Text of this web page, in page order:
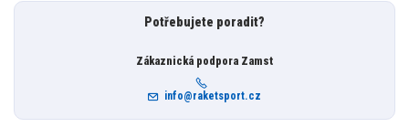
Potřebujete poradit?
Zákaznická podpora Zamst
info@raketsport.cz